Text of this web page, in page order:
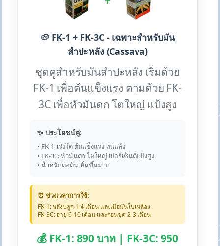
🥔 FK-1 + FK-3C - เฉพาะสำหรับมัน
สำปะหลัง (Cassava)
ชุดคู่สำหรับมันสำปะหลัง เริ่มด้วย
FK-1 เพื่อต้นแข็งแรง ตามด้วย FK-
3C เพื่อหัวมันดก โตใหญ่ แป้งสูง
✨ ประโยชน์คู่:
• FK-1: เร่งโต ต้นแข็งแรง ทนแล้ง
• FK-3C: หัวมันดก โตใหญ่ เปอร์เซ็นต์แป้งสูง
• น้ำหนักต่อต้นเพิ่มขึ้นมาก
⏰ ช่วงเวลาการใช้:
FK-1: หลังปลูก 1-4 เดือน และเมื่อมันใบเหลือง
FK-3C: อายุ 6-10 เดือน และก่อนขุด 2-3 เดือน
💰 FK-1: 890 บาท | FK-3C: 950